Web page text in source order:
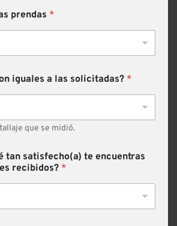
prendas *
iguales a las solicitadas? *
que se midió.
tan satisfecho(a) te encuentras
recibidos? *